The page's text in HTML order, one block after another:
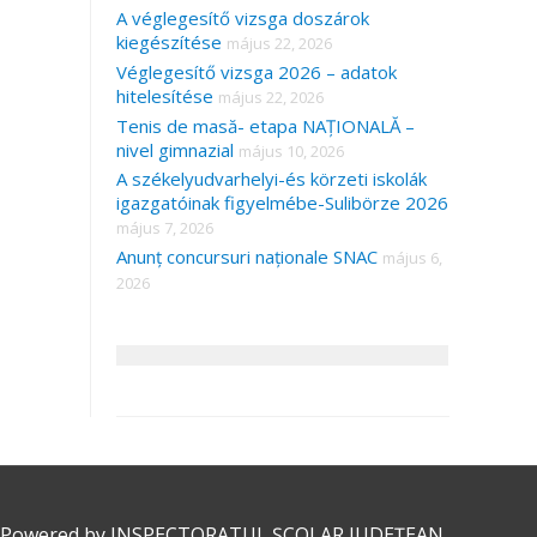
A véglegesítő vizsga doszárok
kiegészítése május 22, 2026
Véglegesítő vizsga 2026 – adatok
hitelesítése május 22, 2026
Tenis de masă- etapa NAȚIONALĂ –
nivel gimnazial május 10, 2026
A székelyudvarhelyi-és körzeti iskolák
igazgatóinak figyelmébe-Sulibörze 2026
május 7, 2026
Anunț concursuri naționale SNAC május 6,
2026